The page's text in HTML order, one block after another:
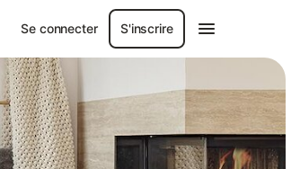
Se connecter S'inscrire